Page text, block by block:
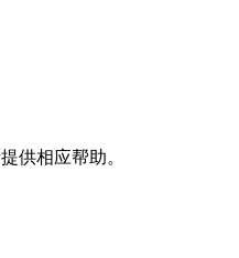
供相应帮助。